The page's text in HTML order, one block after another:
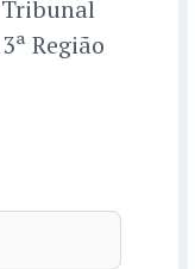
Região